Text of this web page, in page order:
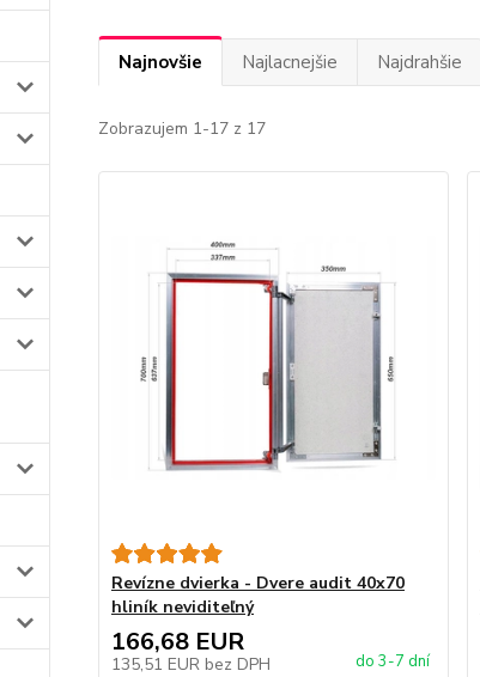
Najnovšie Najlacnejšie Najdrahšie
Zobrazujem 1-17 z 17
Revízne dvierka - Dvere audit 40x70
hliník neviditeľný
166,68 EUR
135,51 EUR bez DPH do 3-7 dní